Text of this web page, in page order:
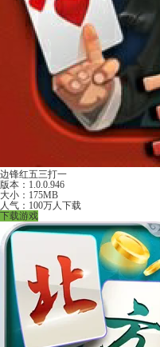
边锋红五三打一
版本：1.0.0.946
大小：175MB
人气：100万人下载
下载游戏